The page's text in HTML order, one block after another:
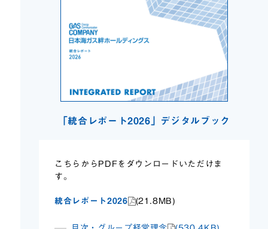
「統合レポート2026」デジタルブック
こちらからPDFをダウンロードいただけま
す。
統合レポート2026 (21.8MB)